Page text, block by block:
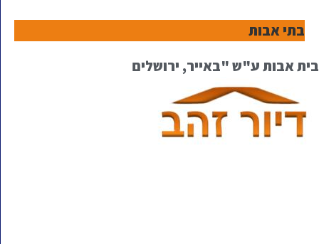
בתי אבות
בית אבות ע"ש "באייר, ירושלים